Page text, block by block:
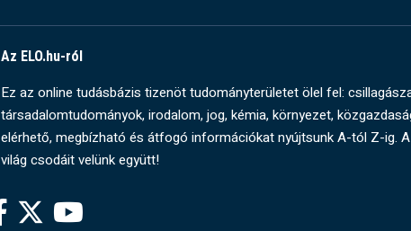
Az ELO.hu-ról
Ez az online tudásbázis tizenöt tudományterületet ölel fel:
társadalomtudományok, irodalom, jog, kémia, környezet,
elérhető, megbízható és átfogó információkat nyújtsunk A-tól Z-ig.
világ csodáit velünk együtt!